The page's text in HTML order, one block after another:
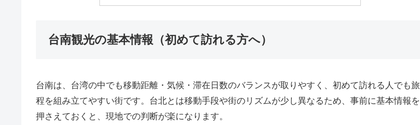
台南観光の基本情報（初めて訪れる方へ）
台南は、台湾の中でも移動距離・気候・滞在日数のバランスが取りやすく、初めて訪れる人でも旅
程を組み立てやすい街です。台北とは移動手段や街のリズムが少し異なるため、事前に基本情報を
押さえておくと、現地での判断が楽になります。